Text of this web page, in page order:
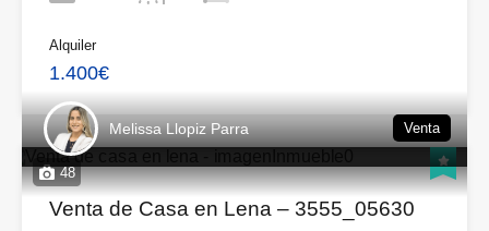
Alquiler
1.400€
48
Melissa Llopiz Parra Venta
Venta de Casa en Lena – 3555_05630